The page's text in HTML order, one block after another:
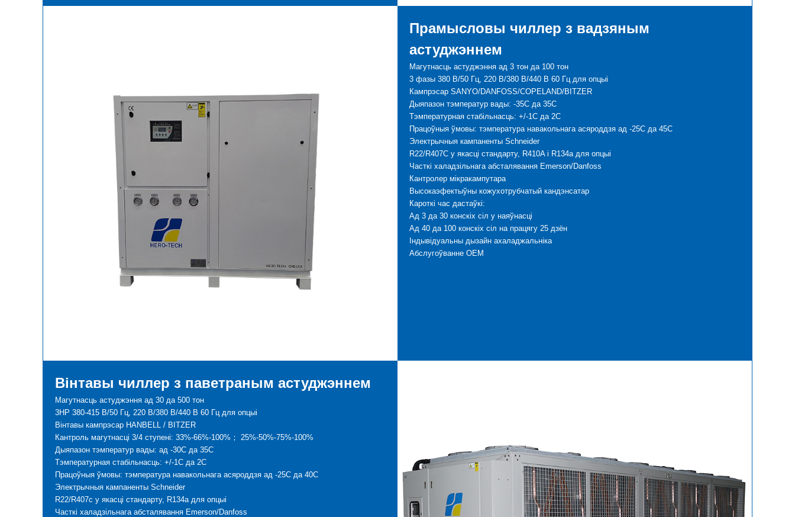
Прамысловы чиллер з вадзяным
астуджэннем
Магутнасць астуджэння ад 3 тон да 100 тон
3 фазы 380 В/50 Гц, 220 В/380 В/440 В 60 Гц для опцыі
Кампрэсар SANYO/DANFOSS/COPELAND/BITZER
Дыяпазон тэмператур вады: -35C да 35C
Тэмпературная стабільнасць: +/-1C да 2C
Працоўныя ўмовы: тэмпература навакольнага асяроддзя ад -25C да 45C
Электрычныя кампаненты Schneider
R22/R407C у якасці стандарту, R410A і R134a для опцыі
Часткі халадзільнага абсталявання Emerson/Danfoss
Кантролер мікракампутара
Высокаэфектыўны кожухотрубчатый кандэнсатар
Кароткі час дастаўкі:
Ад 3 да 30 конскіх сіл у наяўнасці
Ад 40 да 100 конскіх сіл на працягу 25 дзён
Індывідуальны дызайн ахаладжальніка
Абслугоўванне OEM
Вінтавы чиллер з паветраным астуджэннем
Магутнасць астуджэння ад 30 да 500 тон
3HP 380-415 В/50 Гц, 220 В/380 В/440 В 60 Гц для опцыі
Вінтавы кампрэсар HANBELL / BITZER
Кантроль магутнасці 3/4 ступені: 33%-66%-100%； 25%-50%-75%-100%
Дыяпазон тэмператур вады: ад -30С да 35С
Тэмпературная стабільнасць: +/-1C да 2C
Працоўныя ўмовы: тэмпература навакольнага асяроддзя ад -25C да 40C
Электрычныя кампаненты Schneider
R22/R407c у якасці стандарту, R134a для опцыі
Часткі халадзільнага абсталявання Emerson/Danfoss